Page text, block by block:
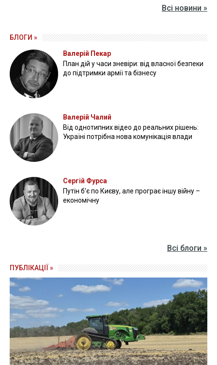
Всі новини »
БЛОГИ »
Валерій Пекар
План дій у часи зневіри: від власної безпеки
до підтримки армії та бізнесу
Валерій Чалий
Від однотипних відео до реальних рішень:
Україні потрібна нова комунікація влади
Сергій Фурса
Путін б'є по Києву, але програє іншу війну –
економічну
Всі блоги »
ПУБЛІКАЦІЇ »